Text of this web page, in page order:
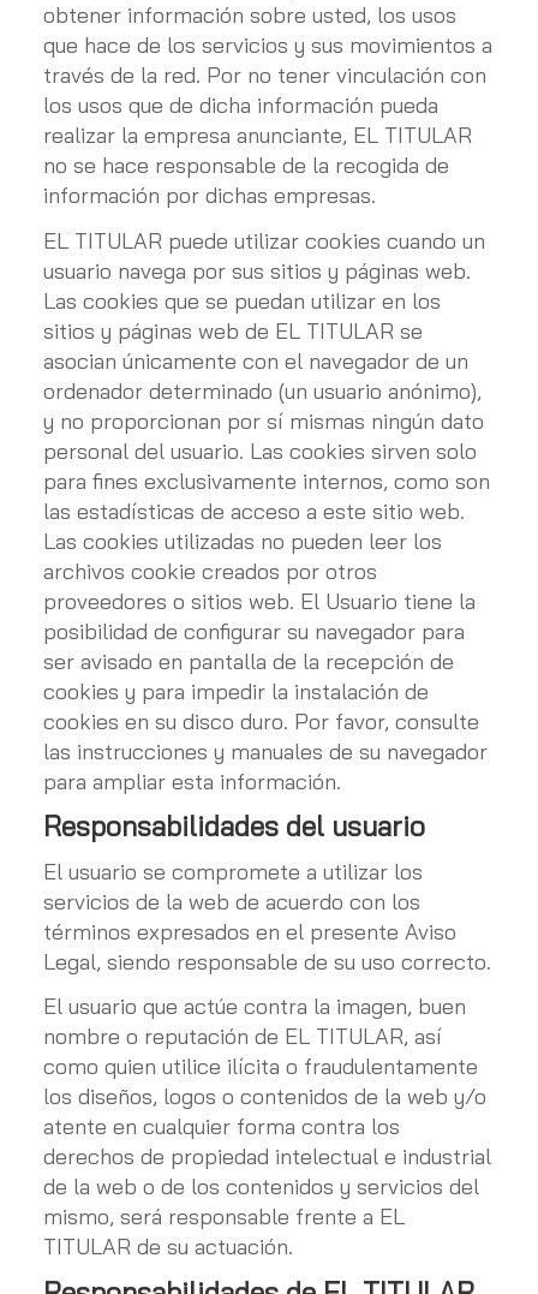
obtener información sobre usted, los usos
que hace de los servicios y sus movimientos a
través de la red. Por no tener vinculación con
los usos que de dicha información pueda
realizar la empresa anunciante, EL TITULAR
no se hace responsable de la recogida de
información por dichas empresas.
EL TITULAR puede utilizar cookies cuando un
usuario navega por sus sitios y páginas web.
Las cookies que se puedan utilizar en los
sitios y páginas web de EL TITULAR se
asocian únicamente con el navegador de un
ordenador determinado (un usuario anónimo),
y no proporcionan por sí mismas ningún dato
personal del usuario. Las cookies sirven solo
para fines exclusivamente internos, como son
las estadísticas de acceso a este sitio web.
Las cookies utilizadas no pueden leer los
archivos cookie creados por otros
proveedores o sitios web. El Usuario tiene la
posibilidad de configurar su navegador para
ser avisado en pantalla de la recepción de
cookies y para impedir la instalación de
cookies en su disco duro. Por favor, consulte
las instrucciones y manuales de su navegador
para ampliar esta información.
Responsabilidades del usuario
El usuario se compromete a utilizar los
servicios de la web de acuerdo con los
términos expresados en el presente Aviso
Legal, siendo responsable de su uso correcto.
El usuario que actúe contra la imagen, buen
nombre o reputación de EL TITULAR, así
como quien utilice ilícita o fraudulentamente
los diseños, logos o contenidos de la web y/o
atente en cualquier forma contra los
derechos de propiedad intelectual e industrial
de la web o de los contenidos y servicios del
mismo, será responsable frente a EL
TITULAR de su actuación.